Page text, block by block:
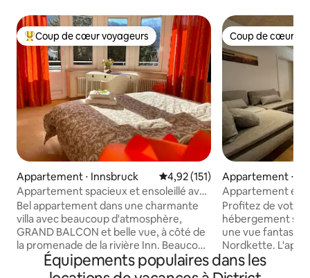
Coups de cœur voyageurs les plus appréciés
Coup de cœur voyageurs
Appartement ⋅ Innsbruck Évaluation moyenne sur la
4,92 (151)
Appartement spacieux et ensoleillé avec
vue sur la montagne dans une villa de
charme
Bel appartement dans une charmante
villa avec beaucoup d'atmosphère,
GRAND BALCON et belle vue, à côté de
la promenade de la rivière Inn. Beaucoup
de fenêtres dans chaque pièce,
LUMINEUSES et ENSOLEILLÉES Si vous
Coup de cœur
Coup de cœur
Appartement ⋅
Appartement
d'Innsbruck
Profitez de votre
hébergement
une vue
Nordkette.
le centre du
2 minutes d'une
Équipements populaires dans les